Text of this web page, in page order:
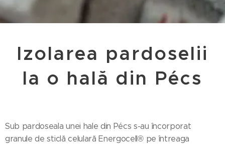
Izolarea pardoselii
la o hală din Pécs
Sub pardoseala unei hale din Pécs s-au încorporat
granule de sticlă celulară Energocell® pe întreaga